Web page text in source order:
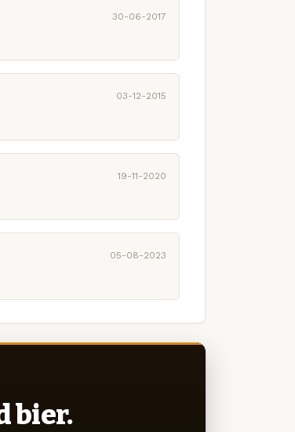
30-06-2017
03-12-2015
19-11-2020
05-08-2023
bier.